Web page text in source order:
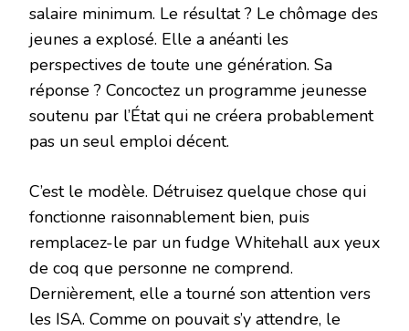
salaire minimum. Le résultat ? Le chômage des
jeunes a explosé. Elle a anéanti les
perspectives de toute une génération. Sa
réponse ? Concoctez un programme jeunesse
soutenu par l’État qui ne créera probablement
pas un seul emploi décent.
C’est le modèle. Détruisez quelque chose qui
fonctionne raisonnablement bien, puis
remplacez-le par un fudge Whitehall aux yeux
de coq que personne ne comprend.
Dernièrement, elle a tourné son attention vers
les ISA. Comme on pouvait s’y attendre, le